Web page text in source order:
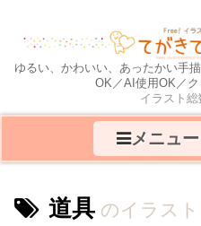
ゆるい、かわいい、あったかい手
OK／AI使用OK／
イラスト
メニュー
道具